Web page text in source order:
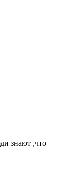
знают ,что